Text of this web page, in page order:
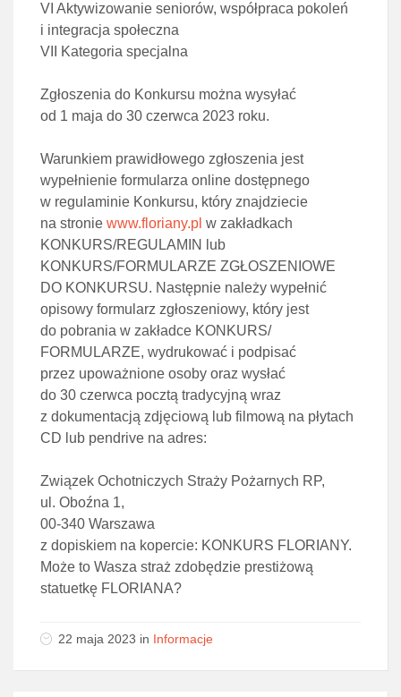
VI Aktywizowanie seniorów, współpraca pokoleń
i integracja społeczna
VII Kategoria specjalna
Zgłoszenia do Konkursu można wysyłać
od 1 maja do 30 czerwca 2023 roku.
Warunkiem prawidłowego zgłoszenia jest
wypełnienie formularza online dostępnego
w regulaminie Konkursu, który znajdziecie
na stronie www.floriany.pl w zakładkach
KONKURS/REGULAMIN lub
KONKURS/FORMULARZE ZGŁOSZENIOWE
DO KONKURSU. Następnie należy wypełnić
opisowy formularz zgłoszeniowy, który jest
do pobrania w zakładce KONKURS/
FORMULARZE, wydrukować i podpisać
przez upoważnione osoby oraz wysłać
do 30 czerwca pocztą tradycyjną wraz
z dokumentacją zdjęciową lub filmową na płytach
CD lub pendrive na adres:
Związek Ochotniczych Straży Pożarnych RP,
ul. Oboźna 1,
00-340 Warszawa
z dopiskiem na kopercie: KONKURS FLORIANY.
Może to Wasza straż zdobędzie prestiżową
statuetkę FLORIANA?
22 maja 2023 in Informacje